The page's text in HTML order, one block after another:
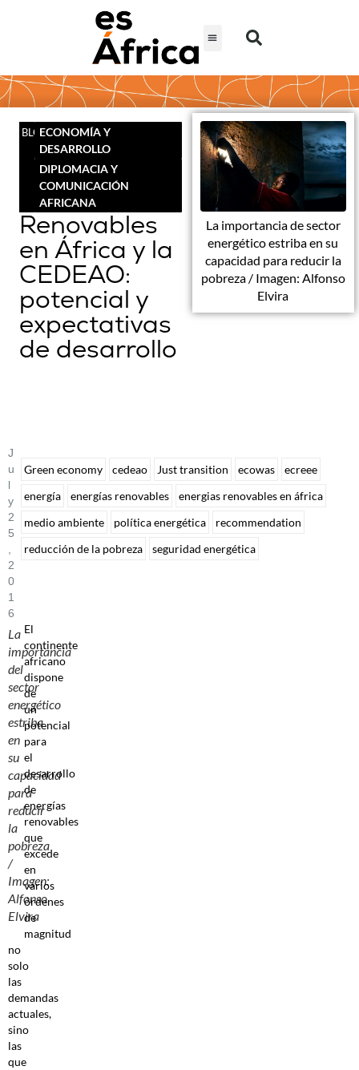
BLOGECONOMÍA Y
DESARROLLO
DIPLOMACIA Y
COMUNICACIÓN
AFRICANA
Renovables
en África y la
CEDEAO:
potencial y
expectativas
de desarrollo
La importancia de sector
energético estriba en su
capacidad para reducir la
pobreza / Imagen: Alfonso
Elvira
J
U
L
Y
2
5
2
0
1
6
La
importancia
del
sector
energético
estriba
en
su
capacidad
para
reducir
la
pobreza
/
Imagen:
Alfonso
Elvira
El
continente
africano
dispone
de
un
potencial
para
el
desarrollo
de
energías
renovables
que
excede
en
varios
órdenes
de
magnitud
no
solo
las
demandas
actuales,
sino
las
que
Green economy cedeao Just transition ecowas
ecreee
energía
energías renovables
energias renovables en áfrica
medio ambiente
política energética
recommendation
reducción de la pobreza
seguridad energética